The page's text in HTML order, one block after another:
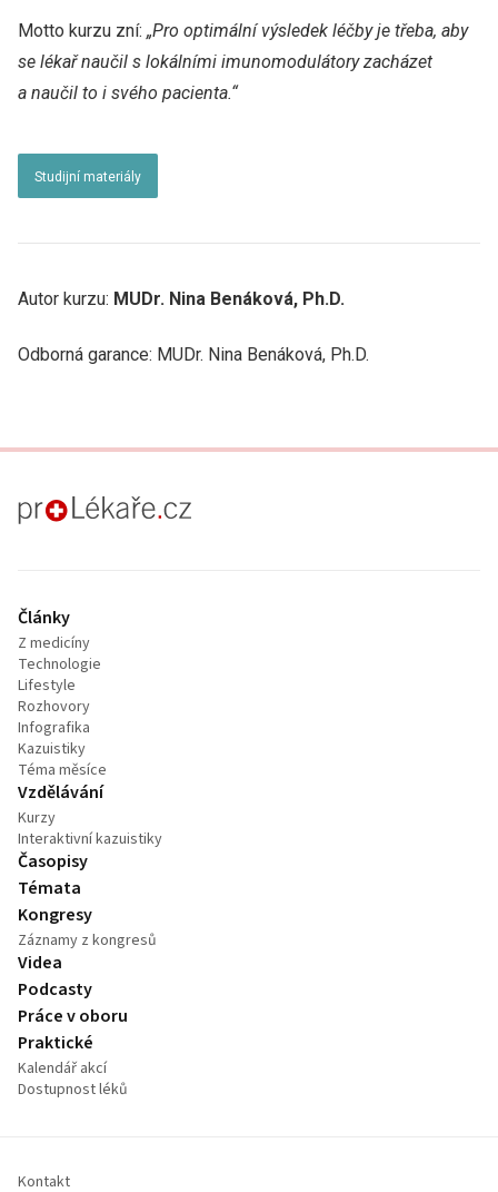
Motto kurzu zní: „Pro optimální výsledek léčby je třeba, aby
se lékař naučil s lokálními imunomodulátory zacházet
a naučil to i svého pacienta.“
Studijní materiály
Autor kurzu: MUDr. Nina Benáková, Ph.D.
Odborná garance: MUDr. Nina Benáková, Ph.D.
proLékaře.cz
Články
Z medicíny
Technologie
Lifestyle
Rozhovory
Infografika
Kazuistiky
Téma měsíce
Vzdělávání
Kurzy
Interaktivní kazuistiky
Časopisy
Témata
Kongresy
Záznamy z kongresů
Videa
Podcasty
Práce v oboru
Praktické
Kalendář akcí
Dostupnost léků
Kontakt